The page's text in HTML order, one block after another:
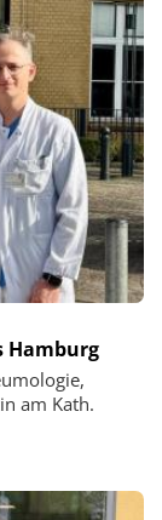
Hamburg
am Kath.